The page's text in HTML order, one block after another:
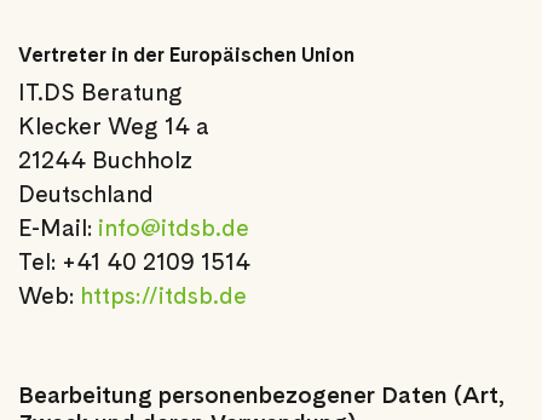
Vertreter in der Europäischen Union
IT.DS Beratung
Klecker Weg 14 a
21244 Buchholz
Deutschland
E-Mail: info@itdsb.de
Tel: +41 40 2109 1514
Web: https://itdsb.de
Bearbeitung personenbezogener Daten (Art,